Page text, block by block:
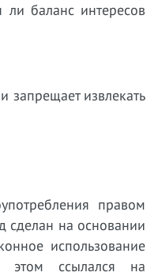
ли баланс интересов
запрещает извлекать
правом
сделан на основании
использование
этом ссылался на